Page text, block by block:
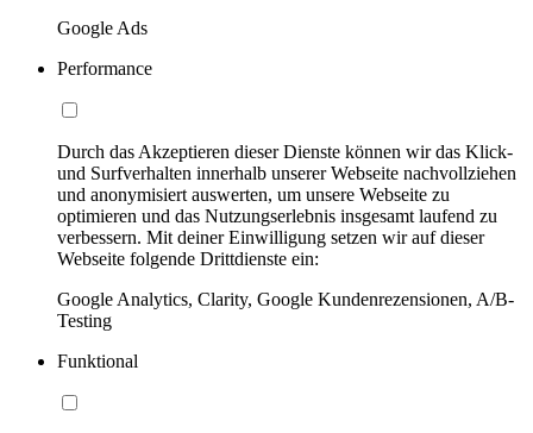
Google Ads
Performance
Durch das Akzeptieren dieser Dienste können wir das Klick-
und Surfverhalten innerhalb unserer Webseite nachvollziehen
und anonymisiert auswerten, um unsere Webseite zu
optimieren und das Nutzungserlebnis insgesamt laufend zu
verbessern. Mit deiner Einwilligung setzen wir auf dieser
Webseite folgende Drittdienste ein:
Google Analytics, Clarity, Google Kundenrezensionen, A/B-
Testing
Funktional